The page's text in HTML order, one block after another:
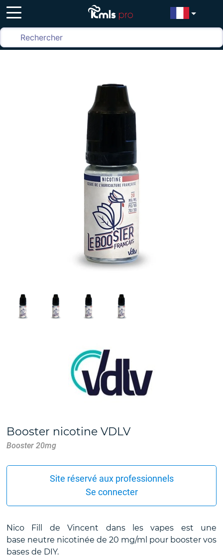
Booster nicotine VDLV
Booster 20mg
Site réservé aux professionnels
Se connecter
Nico Fill de Vincent dans les vapes est une
base neutre nicotinée de 20 mg/ml pour booster vos
bases de DIY.